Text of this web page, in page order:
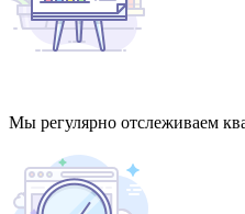
Мы регулярно отслеживаем